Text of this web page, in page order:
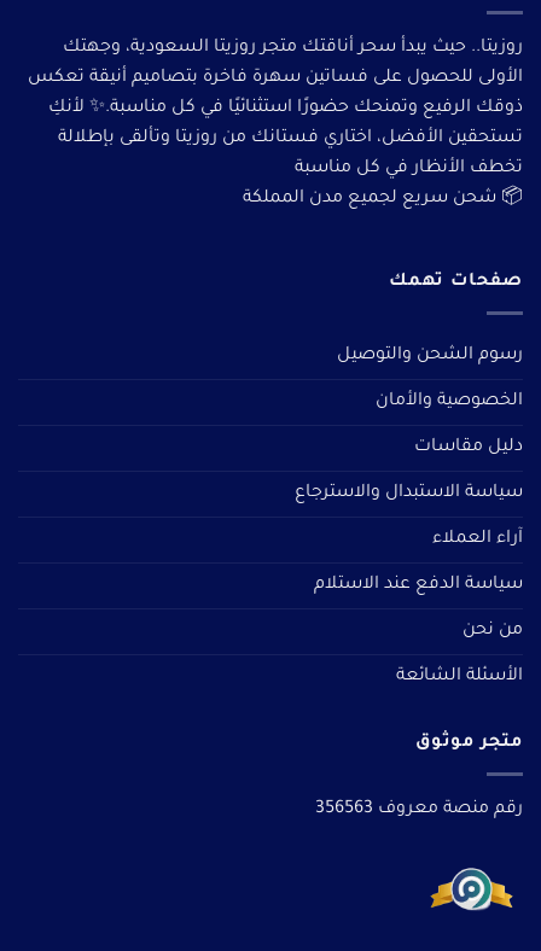
روزيتا.. حيث يبدأ سحر أناقتك متجر روزيتا السعودية، وجهتك
الأولى للحصول على فساتين سهرة فاخرة بتصاميم أنيقة تعكس
ذوقك الرفيع وتمنحك حضورًا استثنائيًا في كل مناسبة.✨ لأنكِ
تستحقين الأفضل، اختاري فستانك من روزيتا وتألقى بإطلالة
تخطف الأنظار في كل مناسبة
📦 شحن سريع لجميع مدن المملكة
صفحات تهمك
رسوم الشحن والتوصيل
الخصوصية والأمان
دليل مقاسات
سياسة الاستبدال والاسترجاع
آراء العملاء
سياسة الدفع عند الاستلام
من نحن
الأسئلة الشائعة
متجر موثوق
رقم منصة معروف 356563